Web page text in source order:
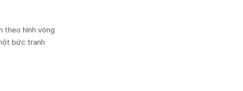
theo hình vòng
bức tranh